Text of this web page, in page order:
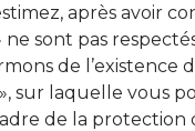
après avoir
sont pas
de l’existence
laquelle vous
de la